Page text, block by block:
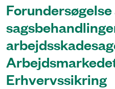
Forundersøgelse
Erhvervssikring